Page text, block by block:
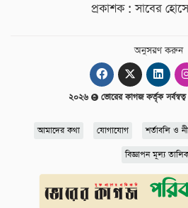
প্রকাশক : সাবের
অনুসরণ করুন
২০২৬ ভোরের কাগজ কর্তৃক সর্বস্বত্ব
আমাদের কথা যোগাযোগ শর্তাবলি ও
বিজ্ঞাপন মূল্য